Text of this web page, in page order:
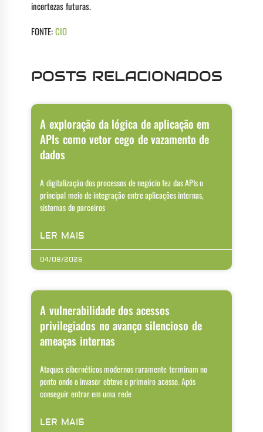
incertezas futuras.
FONTE:CIO
POSTS RELACIONADOS
A exploração da lógica de aplicação em
APIs como vetor cego de vazamento de
dados
A digitalização dos processos de negócio fez das APIs o
principal meio de integração entre aplicações internas,
sistemas de parceiros
LER MAIS
04/08/2026
A vulnerabilidade dos acessos
privilegiados no avanço silencioso de
ameaças internas
Ataques cibernéticos modernos raramente terminam no
ponto onde o invasor obteve o primeiro acesso. Após
conseguir entrar em uma rede
LER MAIS